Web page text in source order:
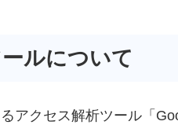
ルについて
アクセス解析ツール「